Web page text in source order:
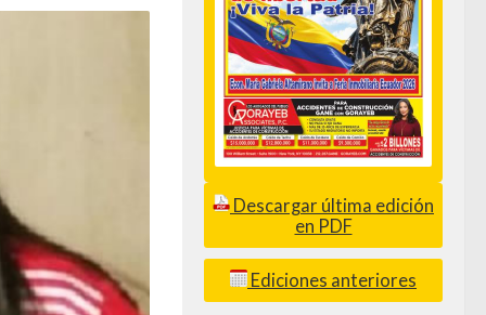
Descargar última edición
en PDF
Ediciones anteriores